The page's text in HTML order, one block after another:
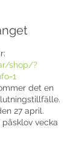
shop/?
det en
27 april.
vecka